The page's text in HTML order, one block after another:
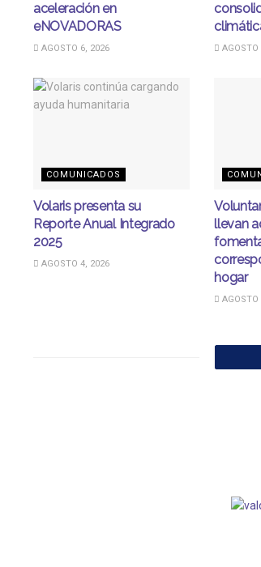
aceleración en
eNOVADORAS
AGOSTO 6, 2026
COMUNICADOS
Volaris presenta su
Reporte Anual Integrado
2025
AGOSTO 4, 2026
llevan
hogar